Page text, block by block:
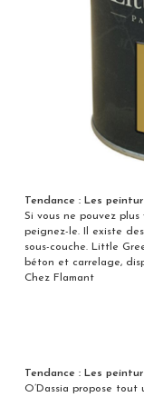
Tendance : Les
Si vous ne pouvez
peignez-le. Il existe
sous-couche. Little
béton et carrelage,
Chez Flamant
Tendance : Les
O’Dassia propose